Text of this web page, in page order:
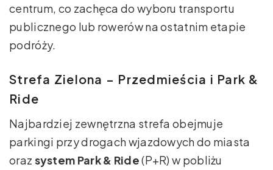
centrum, co zachęca do wyboru transportu
publicznego lub rowerów na ostatnim etapie
podróży.
Strefa Zielona – Przedmieścia i Park &
Ride
Najbardziej zewnętrzna strefa obejmuje
parkingi przy drogach wjazdowych do miasta
oraz system Park & Ride(P+R) w pobliżu